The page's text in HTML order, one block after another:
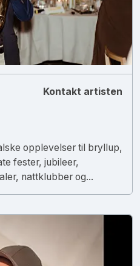
Kontakt artisten
opplevelser til bryllup,
fester, jubileer,
nattklubber og...